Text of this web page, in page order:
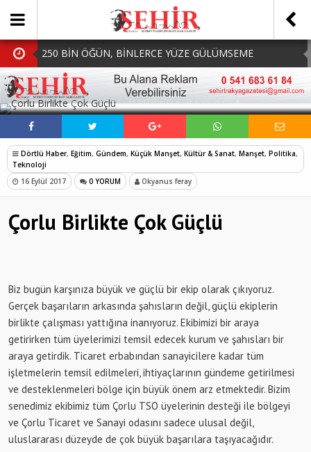
250 BİN ÖĞÜN, BİNLERCE YÜZE GÜLÜMSEME
BAŞKAN MÜGE YILDIZ TOPAK: ‘SOSYAL
BELEDİYECİLİKTE HİÇBİR HEMŞERİMİZİ YALNIZ
BIRAKMIYORUZ!’
MHP Çorlu İlçe Teşkilatında Yeni Dönem Başladı:
Mazbatalar Alındı
Dolu Vurdu, Büyükşehir Üreticiyi Yalnız Bırakmadı
SOFRALARDA BEREKETİ, GÖNÜLLERDE DAYANIŞMAYI
BÜYÜTÜYORUZ!
SOSYAL MEDYADA PAYLAŞ
Dörtlü Haber, Eğitim, Gündem, Küçük Manşet, Kültür & Sanat, Manşet, Politika,
Teknoloji
16 Eylül 2017
0 YORUM Okyanus feray
Çorlu Birlikte Çok Güçlü
Biz bugün karşınıza büyük ve güçlü bir ekip olarak çıkıyoruz.
Gerçek başarıların arkasında şahısların değil, güçlü ekiplerin
birlikte çalışması yattığına inanıyoruz. Ekibimizi bir araya
getirirken tüm üyelerimizi temsil edecek kurum ve şahısları bir
araya getirdik. Ticaret erbabından sanayicilere kadar tüm
işletmelerin temsil edilmeleri, ihtiyaçlarının gündeme getirilmesi
ve desteklenmeleri bölge için büyük önem arz etmektedir. Bizim
senedimiz ekibimiz tüm Çorlu TSO üyelerinin desteği ile bölgeyi
ve Çorlu Ticaret ve Sanayi odasını sadece ulusal değil,
uluslararası düzeyde de çok büyük başarılara taşıyacağıdır.